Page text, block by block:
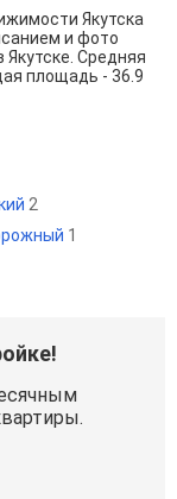
Якутска
и фото
Якутске. Средняя
площадь - 36.9
2
1